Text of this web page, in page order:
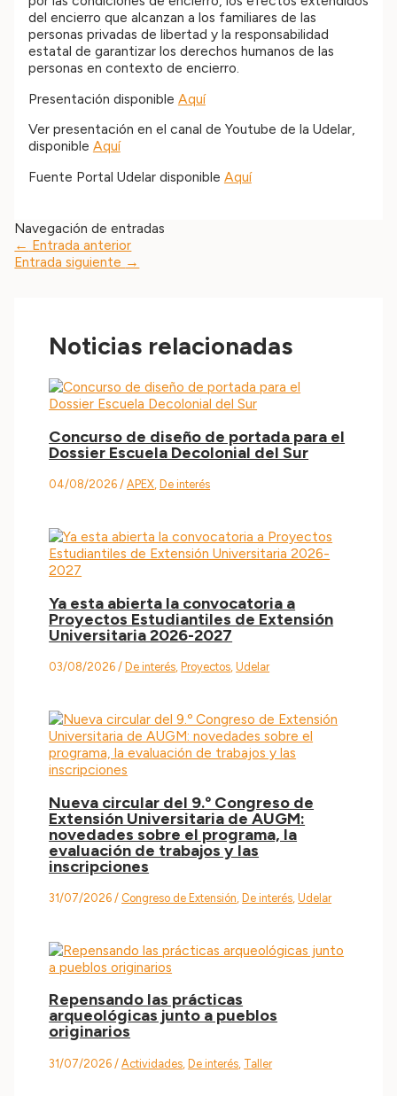
del encierro que alcanzan a los familiares de las
personas privadas de libertad y la responsabilidad
estatal de garantizar los derechos humanos de las
personas en contexto de encierro.
Presentación disponible Aquí
Ver presentación en el canal de Youtube de la Udelar,
disponible Aquí
Fuente Portal Udelar disponible Aquí
Navegación de entradas
← Entrada anterior
Entrada siguiente →
Noticias relacionadas
Concurso de diseño de portada para el
Dossier Escuela Decolonial del Sur
04/08/2026 /APEX De interés
Ya esta abierta la convocatoria a
Proyectos Estudiantiles de Extensión
Universitaria 2026-2027
03/08/2026 / De interés Proyectos ,Udelar
Nueva circular del 9.º Congreso de
Extensión Universitaria de AUGM:
novedades sobre el programa, la
evaluación de trabajos y las
inscripciones
31/07/2026 / Congreso de Extensión De interés ,Udelar
Repensando las prácticas
arqueológicas junto a pueblos
originarios
31/07/2026 /Actividades ,De interés Taller